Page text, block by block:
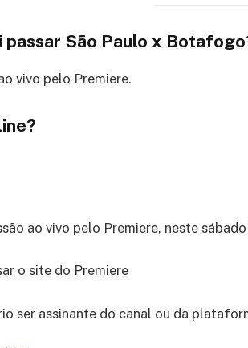
passar São Paulo x
vivo pelo Premiere.
ao vivo pelo Premiere, neste sábado
o site do Premiere
ser assinante do canal ou da